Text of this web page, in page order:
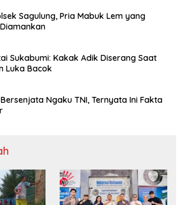
Sagulung, Pria Mabuk Lem yang
Sukabumi: Kakak Adik Diserang Saat
Luka Bacok
Ngaku TNI, Ternyata Ini Fakta